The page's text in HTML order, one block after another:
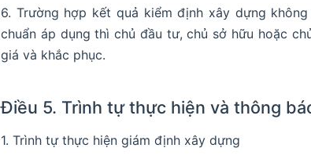
6. Trường hợp kết quả kiểm định xây dựng
chuẩn áp dụng thì chủ đầu tư, chủ sở hữu hoặc
giá và khắc phục.
Điều 5. Trình tự thực hiện và thông
1. Trình tự thực hiện giám định xây dựng